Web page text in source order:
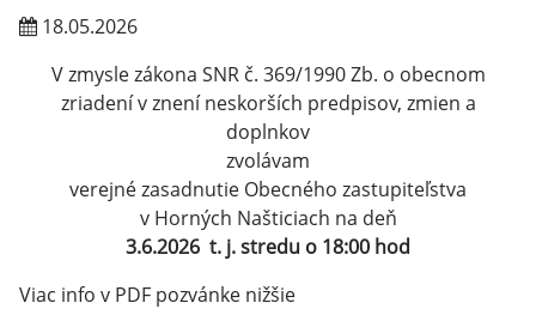
18.05.2026
V zmysle zákona SNR č. 369/1990 Zb. o obecnom
zriadení v znení neskorších predpisov, zmien a
doplnkov
zvolávam
verejné zasadnutie Obecného zastupiteľstva
v Horných Našticiach na deň
3.6.2026 t. j. stredu o 18:00 hod
Viac info v PDF pozvánke nižšie